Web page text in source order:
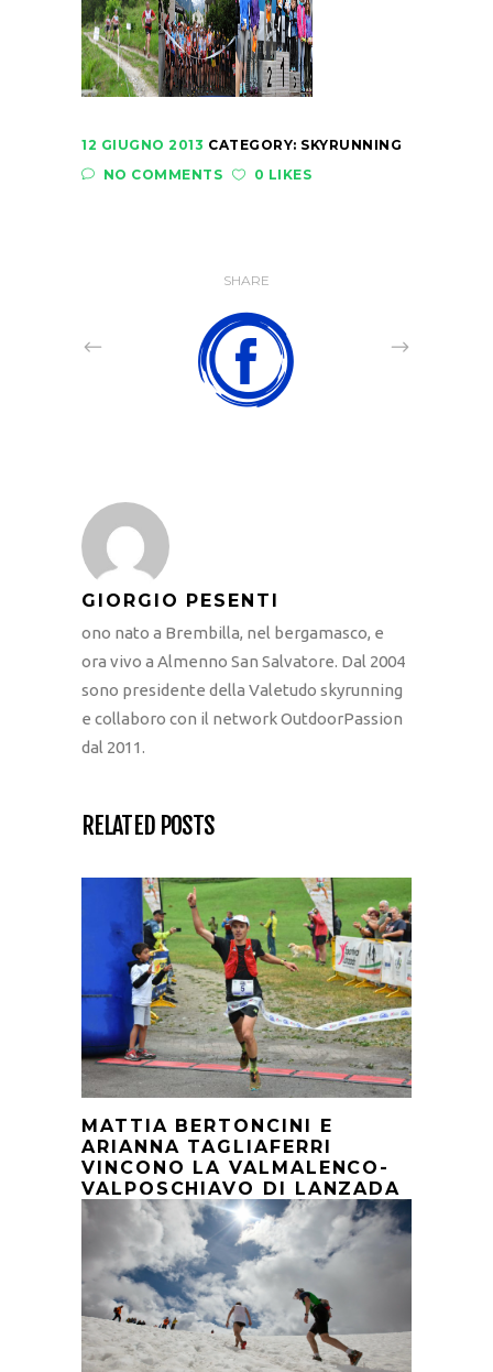
12 GIUGNO 2013 CATEGORY: SKYRUNNING
NO COMMENTS
0 LIKES
SHARE
GIORGIO PESENTI
ono nato a Brembilla, nel bergamasco, e
ora vivo a Almenno San Salvatore. Dal 2004
sono presidente della Valetudo skyrunning
e collaboro con il network OutdoorPassion
dal 2011.
RELATED POSTS
MATTIA BERTONCINI E
ARIANNA TAGLIAFERRI
VINCONO LA VALMALENCO-
VALPOSCHIAVO DI LANZADA